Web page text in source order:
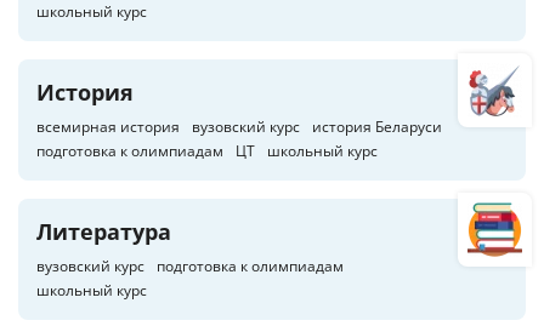
школьный курс
История
всемирная история вузовский курс
история Беларуси
подготовка к олимпиадам
ЦТ школьный курс
Литература
вузовский курс
подготовка к олимпиадам
школьный курс